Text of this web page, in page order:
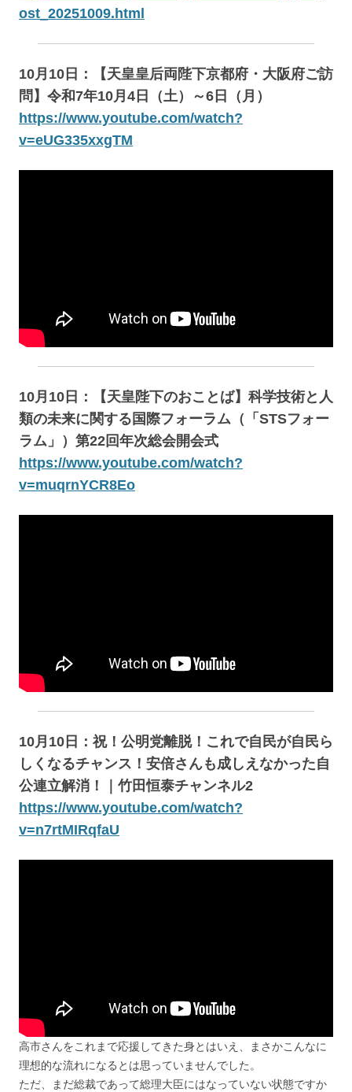
ost_20251009.html
10月10日：【天皇皇后両陛下京都府・大阪府ご訪
問】令和7年10月4日（土）～6日（月）
https://www.youtube.com/watch?
v=eUG335xxgTM
10月10日：【天皇陛下のおことば】科学技術と人
類の未来に関する国際フォーラム（「STSフォー
ラム」）第22回年次総会開会式
https://www.youtube.com/watch?
v=muqrnYCR8Eo
10月10日：祝！公明党離脱！これで自民が自民ら
しくなるチャンス！安倍さんも成しえなかった自
公連立解消！｜竹田恒泰チャンネル2
https://www.youtube.com/watch?
v=n7rtMIRqfaU
高市さんをこれまで応援してきた身とはいえ、まさかこんなに
理想的な流れになるとは思っていませんでした。
ただ、まだ総裁であって総理大臣にはなっていない状態ですか